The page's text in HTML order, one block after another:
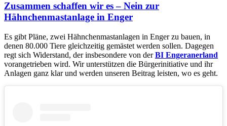
Zusammen schaffen wir es – Nein zur
Hähnchenmastanlage in Enger
Es gibt Pläne, zwei Hähnchenmastanlagen in Enger zu bauen, in
denen 80.000 Tiere gleichzeitig gemästet werden sollen. Dagegen
regt sich Widerstand, der insbesondere von derBI Engeranerland
vorangetrieben wird. Wir unterstützen die Bürgerinitiative und ihr
Anlagen ganz klar und werden unseren Beitrag leisten, wo es geht.